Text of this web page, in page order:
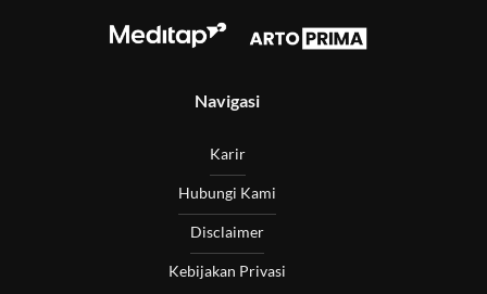
Navigasi
Karir
Hubungi Kami
Disclaimer
Kebijakan Privasi